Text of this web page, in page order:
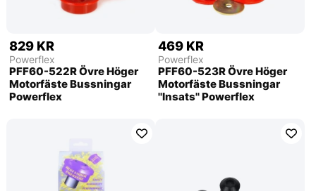
829 KR
Powerflex
PFF60-522R Övre Höger
Motorfäste Bussningar
Powerflex
469 KR
Powerflex
PFF60-523R Övre Höger
Motorfäste Bussningar
''Insats'' Powerflex